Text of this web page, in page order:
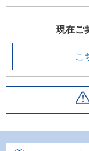
情
現在ご
こ